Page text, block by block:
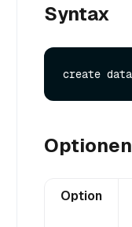
Syntax
Optionen
Option